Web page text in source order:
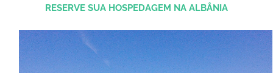
RESERVE SUA HOSPEDAGEM NA ALBÂNIA